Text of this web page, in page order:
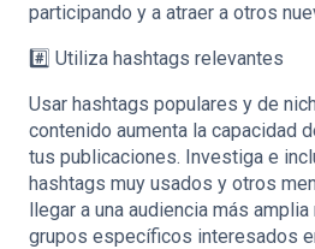
participando y a atraer a otros
#️⃣ Utiliza hashtags relevantes
Usar hashtags populares y de
contenido aumenta la capacidad
tus publicaciones. Investiga e
hashtags muy usados y otros
llegar a una audiencia más
grupos específicos interesados